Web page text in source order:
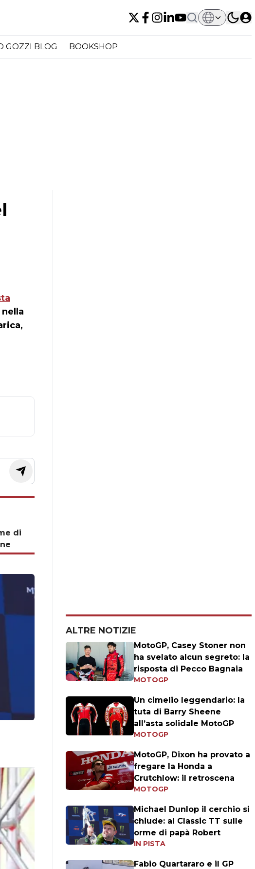
GOZZI BLOG BOOKSHOP
di
ALTRE NOTIZIE
MotoGP, Casey Stoner non
ha svelato alcun segreto: la
risposta di Pecco Bagnaia
MOTOGP
Un cimelio leggendario: la
tuta di Barry Sheene
all’asta solidale MotoGP
MOTOGP
MotoGP, Dixon ha provato a
fregare la Honda a
Crutchlow: il retroscena
MOTOGP
Michael Dunlop il cerchio si
chiude: al Classic TT sulle
orme di papà Robert
IN PISTA
Fabio Quartararo e il GP